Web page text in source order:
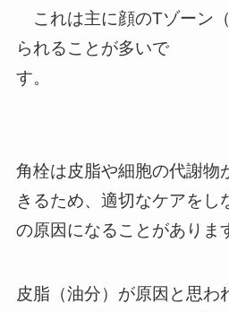
これは主に顔のTゾーン
られることが多いで
す
角栓は皮脂や細胞の代謝物
きるため、適切なケアをし
の原因になることがありま
皮脂（油分）が原因と思わ